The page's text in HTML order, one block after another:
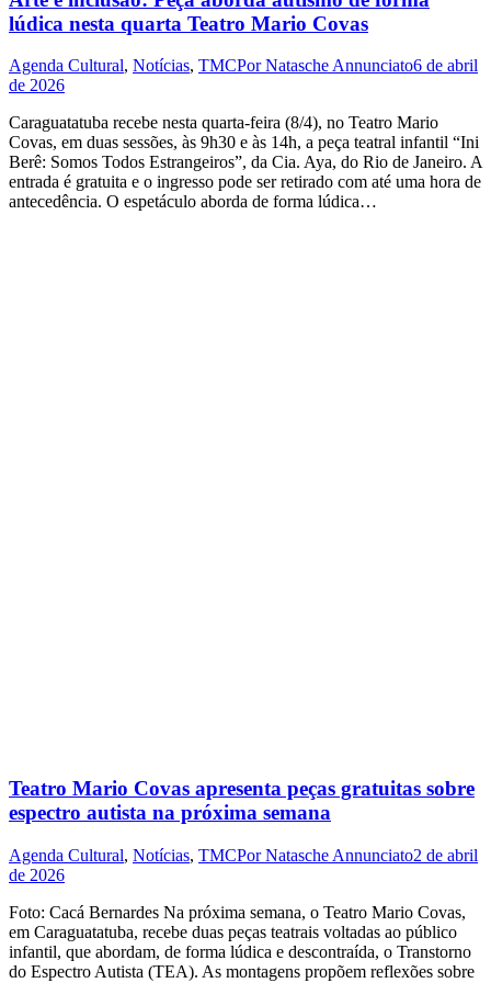
lúdica nesta quarta Teatro Mario Covas
Agenda Cultural, Notícias, TMCPorNatasche Annunciato6 de abril
de 2026
Caraguatatuba recebe nesta quarta-feira (8/4), no Teatro Mario
Covas, em duas sessões, às 9h30 e às 14h, a peça teatral infantil “Ini
Berê: Somos Todos Estrangeiros”, da Cia. Aya, do Rio de Janeiro. A
entrada é gratuita e o ingresso pode ser retirado com até uma hora de
antecedência. O espetáculo aborda de forma lúdica…
Teatro Mario Covas apresenta peças gratuitas sobre
espectro autista na próxima semana
Agenda Cultural, Notícias, TMCPorNatasche Annunciato2 de abril
de 2026
Foto: Cacá Bernardes Na próxima semana, o Teatro Mario Covas,
em Caraguatatuba, recebe duas peças teatrais voltadas ao público
infantil, que abordam, de forma lúdica e descontraída, o Transtorno
do Espectro Autista (TEA). As montagens propõem reflexões sobre